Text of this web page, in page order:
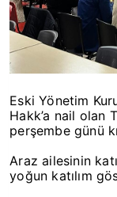
Eski Yönetim
Hakk’a nail olan
perşembe günü
Araz ailesinin
yoğun katılım